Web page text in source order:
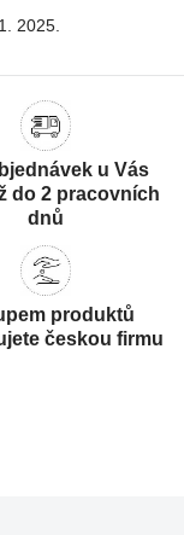
2025.
u Vás
do 2 pracovních
dnů
produktů
českou firmu